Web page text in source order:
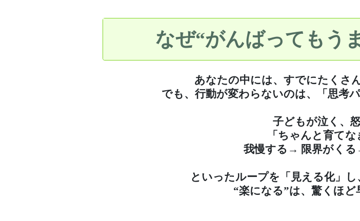
なぜ“がんばってもう
あなたの中には、すでにたくさ
でも、行動が変わらないのは、「思考
子どもが泣く、
「ちゃんと育て
我慢する→ 限界がく
といったループを「見える化」し
“楽になる”は、驚くほど